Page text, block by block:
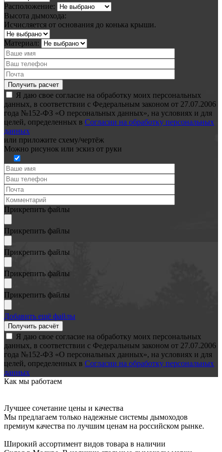
Расположение:
Высота дымохода:
Исчисляется от основания до конька крыши.
Материал:
Я даю свое согласие на обработку моих персональных
данных, в соответствии с Федеральным законом от 27.07.2006
года №152-ФЗ «О персональных данных», на условиях и для
целей, определенных в Согласии на обработку персональных
данных
или приложите схему/чертёж
Можно рисунок или эскиз от руки
Прикрепить файлы
Прикрепить файлы
Прикрепить файлы
Прикрепить файлы
Прикрепить файлы
Добавить ещё файлы
Я даю свое согласие на обработку моих персональных
данных, в соответствии с Федеральным законом от 27.07.2006
года №152-ФЗ «О персональных данных», на условиях и для
целей, определенных в Согласии на обработку персональных
данных
Как мы работаем
Лучшее сочетание цены и качества
Мы предлагаем только надежные системы дымоходов
премиум качества по лучшим ценам на российском рынке.
Широкий ассортимент видов товара в наличии